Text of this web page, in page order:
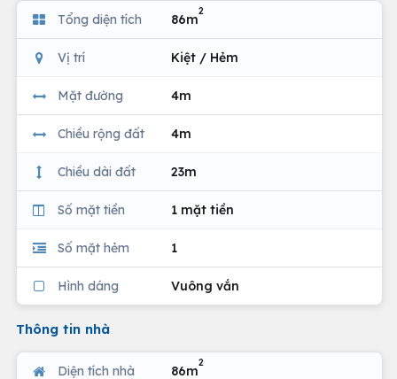
Tổng diện tích 86m
2
Vị trí Kiệt / Hẻm
Mặt đường 4m
Chiều rộng đất 4m
Chiều dài đất 23m
Số mặt tiền 1 mặt tiền
Số mặt hẻm 1
Hình dáng Vuông vắn
Thông tin nhà
Diện tích nhà 86m
2